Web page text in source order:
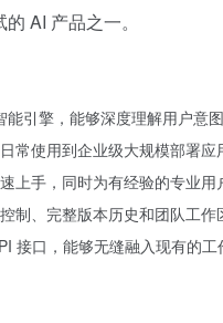
AI 产品之一。
引擎，能够深度理解用户意
常使用到企业级大规模部署
上手，同时为有经验的专业
制、完整版本历史和团队工
接口，能够无缝融入现有的